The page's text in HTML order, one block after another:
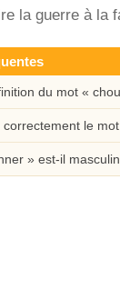
la guerre à la
du mot «
le
» est-il